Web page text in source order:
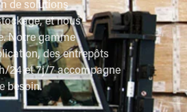
de solutions
et nous
Notre gamme
des entrepôts
24 et 7j/7 accompagne
besoin.